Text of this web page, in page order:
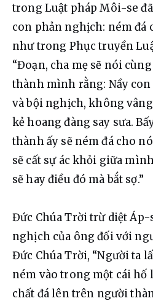
trong Luật pháp Môi-se
con phản nghịch: ném đá
như trong Phục truyền
“Đoạn, cha mẹ sẽ nói
thành mình rằng: Nầy
và bội nghịch, không
kẻ hoang đàng say sưa.
thành ấy sẽ ném đá cho
sẽ cất sự ác khỏi giữa
sẽ hay điều đó mà bắt sợ.”
Đức Chúa Trời trừ diệt
nghịch của ông đối với
Đức Chúa Trời, “Người ta
ném vào trong một cái hố
chất đá lên trên người